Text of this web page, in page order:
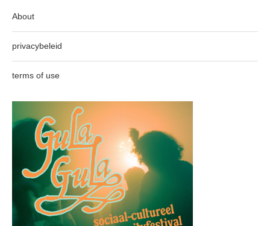
About
privacybeleid
terms of use